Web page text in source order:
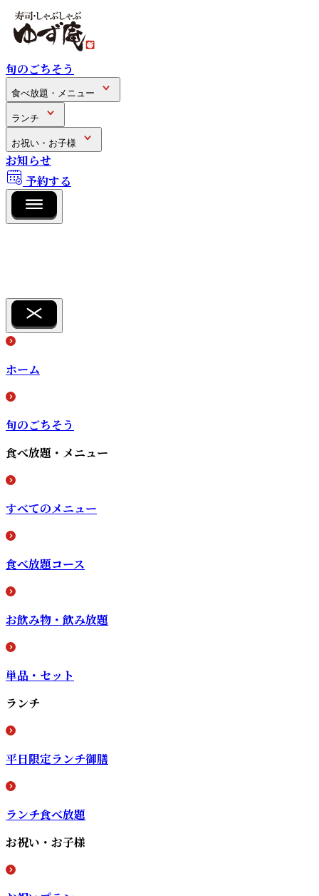
旬のごちそう
食べ放題・メニュー
ランチ
お祝い・お子様
お知らせ
予約する
ホーム
旬のごちそう
食べ放題・メニュー
すべてのメニュー
食べ放題コース
お飲み物・飲み放題
単品・セット
ランチ
平日限定ランチ御膳
ランチ食べ放題
お祝い・お子様